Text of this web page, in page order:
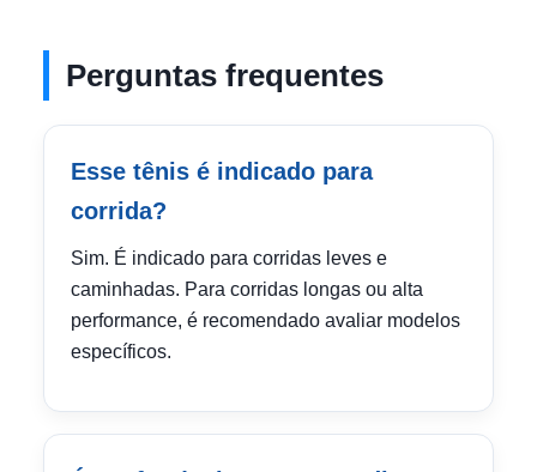
Perguntas frequentes
Esse tênis é indicado para
corrida?
Sim. É indicado para corridas leves e
caminhadas. Para corridas longas ou alta
performance, é recomendado avaliar modelos
específicos.